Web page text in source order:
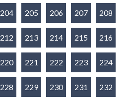
204 205 206 207 208
212 213 214 215 216
220 221 222 223 224
228 229 230 231 232